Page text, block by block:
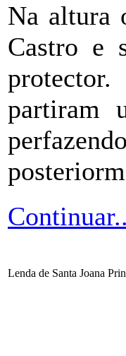
Na altura
Castro e
partiram
Lenda de Santa Joana